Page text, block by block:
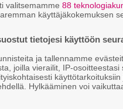
valitsemamme 88
käyttäjäkokemuksen
tietojesi käyttöön
ja tallennamme
joilla vierailit, IP-
Hylkääminen voi